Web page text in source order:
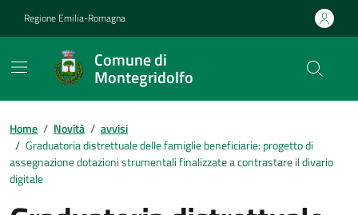
Regione Emilia-Romagna
Comune di
Montegridolfo
Contenuti in evidenza
Home / Novità / avvisi
/ Graduatoria distrettuale delle famiglie beneficiarie: progetto di
assegnazione dotazioni strumentali finalizzate a contrastare il divario
digitale